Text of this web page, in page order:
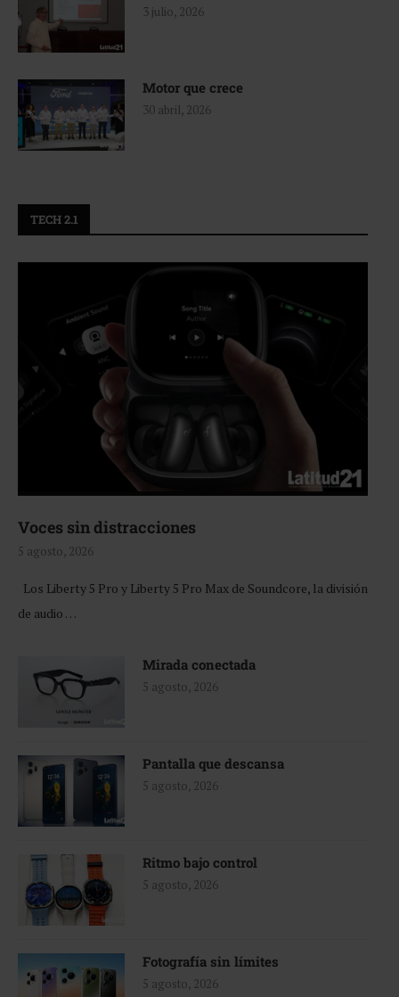
3 julio, 2026
Motor que crece
30 abril, 2026
TECH 2.1
Voces sin distracciones
5 agosto, 2026
Los Liberty 5 Pro y Liberty 5 Pro Max de Soundcore, la división
de audio …
Mirada conectada
5 agosto, 2026
Pantalla que descansa
5 agosto, 2026
Ritmo bajo control
5 agosto, 2026
Fotografía sin límites
5 agosto, 2026